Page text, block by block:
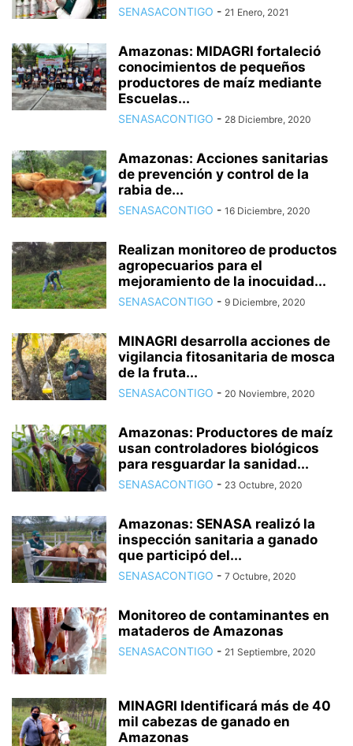
SENASACONTIGO - 21 Enero, 2021
Amazonas: MIDAGRI fortaleció
conocimientos de pequeños
productores de maíz mediante
Escuelas...
SENASACONTIGO - 28 Diciembre, 2020
Amazonas: Acciones sanitarias
de prevención y control de la
rabia de...
SENASACONTIGO - 16 Diciembre, 2020
Realizan monitoreo de productos
agropecuarios para el
mejoramiento de la inocuidad...
SENASACONTIGO - 9 Diciembre, 2020
MINAGRI desarrolla acciones de
vigilancia fitosanitaria de mosca
de la fruta...
SENASACONTIGO - 20 Noviembre, 2020
Amazonas: Productores de maíz
usan controladores biológicos
para resguardar la sanidad...
SENASACONTIGO - 23 Octubre, 2020
Amazonas: SENASA realizó la
inspección sanitaria a ganado
que participó del...
SENASACONTIGO - 7 Octubre, 2020
Monitoreo de contaminantes en
mataderos de Amazonas
SENASACONTIGO - 21 Septiembre, 2020
MINAGRI Identificará más de 40
mil cabezas de ganado en
Amazonas